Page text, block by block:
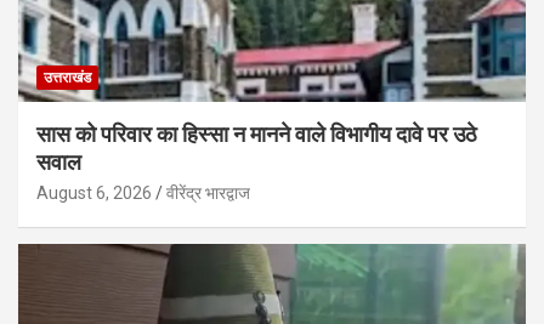
उत्तराखंड
सास को परिवार का हिस्सा न मानने वाले विभागीय दावे पर उठे
सवाल
August 6, 2026 वीरेंद्र भारद्वाज